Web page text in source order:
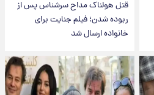
قتل هولناک مداح سرشناس پس از
ربوده شدن؛ فیلم جنایت برای
خانواده ارسال شد